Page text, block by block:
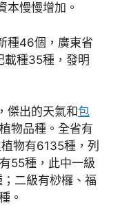
本慢慢增加。
種46個，廣東省
載種35種，發明
傑出的天氣和包
物品種。全省有
物有6135種，列
55種，此中一級
二級有桫欏、福
。